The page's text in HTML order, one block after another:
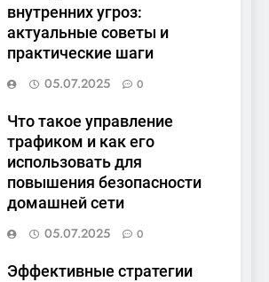
внутренних угроз:
актуальные советы и
практические шаги
05.07.2025
0
Что такое управление
трафиком и как его
использовать для
повышения безопасности
домашней сети
05.07.2025
0
Эффективные стратегии